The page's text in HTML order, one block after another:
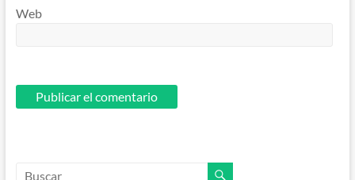
Web